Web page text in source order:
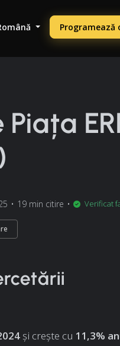
• 19 min citire • Verificat
și crește cu 11,3%